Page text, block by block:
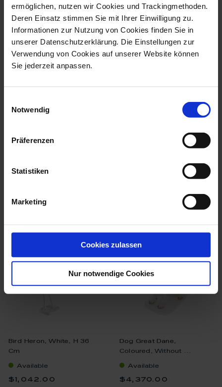
ermöglichen, nutzen wir Cookies und Trackingmethoden.
Deren Einsatz stimmen Sie mit Ihrer Einwilligung zu.
Informationen zur Nutzung von Cookies finden Sie in
unserer Datenschutzerklärung. Die Einstellungen zur
Verwendung von Cookies auf unserer Website können
Sie jederzeit anpassen.
Notwendig
Präferenzen
Statistiken
Marketing
Cookies zulassen
Nur notwendige Cookies
Available
we think you’ll like these
Bird Heron, White, H 36
Cm
Available
$1,042.00
Dog Great Dane,
Coloured, Without ...
Available
$4,370.00